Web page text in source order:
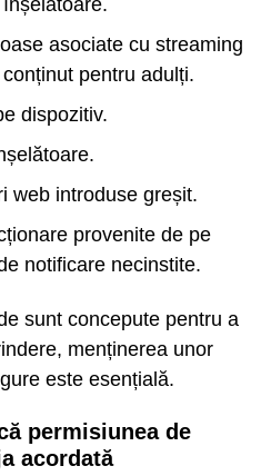
asociate cu streaming
pentru adulți.
dispozitiv.
web introduse greșit.
provenite de pe
notificare necinstite.
sunt concepute pentru a
menținerea unor
este esențială.
permisiunea de
acordată